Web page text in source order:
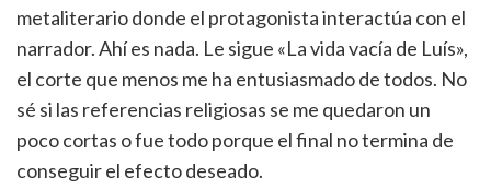
metaliterario donde el protagonista interactúa con el
narrador. Ahí es nada. Le sigue «La vida vacía de Luís»,
el corte que menos me ha entusiasmado de todos. No
sé si las referencias religiosas se me quedaron un
poco cortas o fue todo porque el final no termina de
conseguir el efecto deseado.